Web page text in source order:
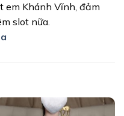
em Khánh Vĩnh, đảm
slot nữa.